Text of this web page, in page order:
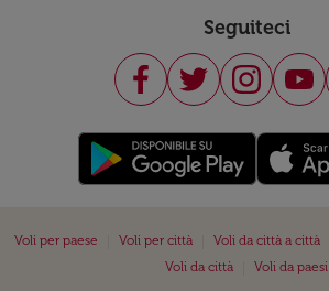
Seguiteci
Voli per paese Voli per città Voli da città a città
Voli da città
Voli da paesi